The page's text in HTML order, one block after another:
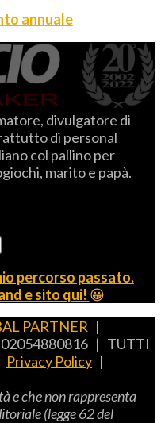
annuale
divulgatore di
di personal
col pallino per
marito e papà.
percorso passato.
e sito qui! 😀
PARTNER |
| TUTTI
Privacy Policy |
e che non rappresenta
(legge 62 del